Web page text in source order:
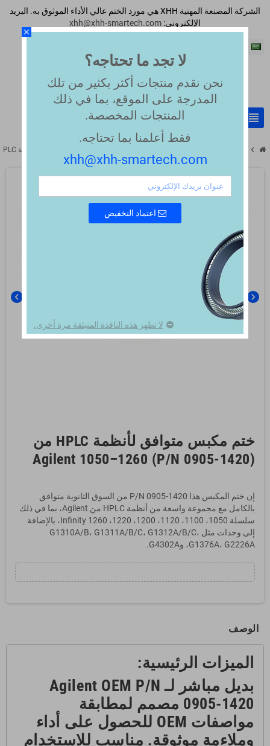
الشركة المصنعة المهنية XHH هي مورد الختم عالي الأداء الموثوق به. البريد
الإلكتروني: xhh@xhh-smartech.com
view_headline
chevron_right ختم مكبس متوافق لأنظمة HPLC من Agilent 1050–1260 (P/N 0905-1420)
chevron_left chevron_right
ختم مكبس متوافق لأنظمة HPLC من
Agilent 1050–1260 (P/N 0905-1420)
إن ختم المكبس هذا P/N 0905-1420 من السوق الثانوية متوافق
بالكامل مع مجموعة واسعة من أنظمة HPLC من Agilent، بما في ذلك
سلسلة 1050، 1100، 1120، 1200، 1220، 1260 Infinity، بالإضافة
إلى وحدات مثل G1310A/B، G1311A/B/C، G1312A/B/C،
G1376A، G2226A، وG4302A.
الوصف
الميزات الرئيسية:
بديل مباشر لـ Agilent OEM P/N
0905-1420 مصمم لمطابقة
مواصفات OEM للحصول على أداء
وملاءمة موثوقة. مناسب للاستخدام
close
لا تجد ما تحتاجه؟
نحن نقدم منتجات أكثر بكثير من تلك
المدرجة على الموقع، بما في ذلك
المنتجات المخصصة.
فقط أعلمنا بما تحتاجه.
xhh@xhh-smartech.com
اعتماد التخفيض
لا تظهر هذه النافذة المنبثقة مرة أخرى.